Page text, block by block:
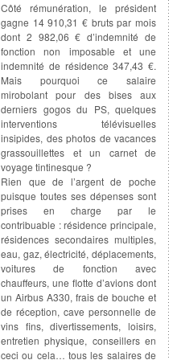
Côté rémunération, le président
gagne 14 910,31 € bruts par mois
dont 2 982,06 € d’indemnité de
fonction non imposable et une
indemnité de résidence 347,43 €.
Mais pourquoi ce salaire
mirobolant pour des bises aux
derniers gogos du PS, quelques
interventions télévisuelles
insipides, des photos de vacances
grassouillettes et un carnet de
voyage tintinesque ?
Rien que de l’argent de poche
puisque toutes ses dépenses sont
prises en charge par le
contribuable : résidence principale,
résidences secondaires multiples,
eau, gaz, électricité, déplacements,
voitures de fonction avec
chauffeurs, une flotte d’avions dont
un Airbus A330, frais de bouche et
de réception, cave personnelle de
vins fins, divertissements, loisirs,
entretien physique, conseillers en
ceci ou cela… tous les salaires de